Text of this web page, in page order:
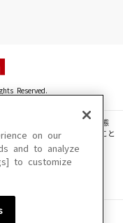
ク！
Reserved.
動画・音声等を、手段や形態
転載、ファイル化などすること
場合があります。
合があります。
on our
and to analyze
to customize